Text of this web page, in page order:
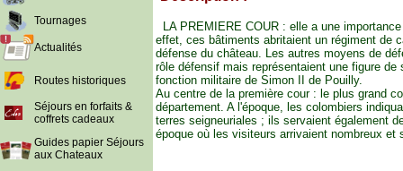
Tournages
Actualités
Routes historiques
Séjours en forfaits &
coffrets cadeaux
Guides papier Séjours
aux Chateaux
LA PREMIERE COUR : elle a une
effet, ces bâtiments abritaient un régiment de
défense du château. Les autres moyens de
rôle défensif mais représentaient une figure de
fonction militaire de Simon II de Pouilly.
Au centre de la première cour : le plus grand
département. A l'époque, les colombiers
terres seigneuriales ; ils servaient également
époque où les visiteurs arrivaient nombreux et